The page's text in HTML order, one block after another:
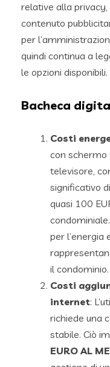
relative alla
contenuto
per
quindi continua a
le opzioni disponibili.
Bacheca
Costi
con schermo
televisore,
significativo
quasi 100
per l’energia
il condominio.
Costi
internet:
richiede una
stabile. Ciò
EURO AL